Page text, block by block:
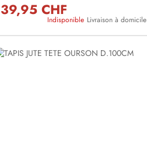
39,95 CHF
Indisponible Livraison à domicile